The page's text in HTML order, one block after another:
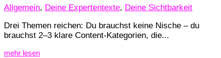
Allgemein, Deine Expertentexte, Deine Sichtbarkeit
Drei Themen reichen: Du brauchst keine Nische – du
brauchst 2–3 klare Content-Kategorien, die...
mehr lesen